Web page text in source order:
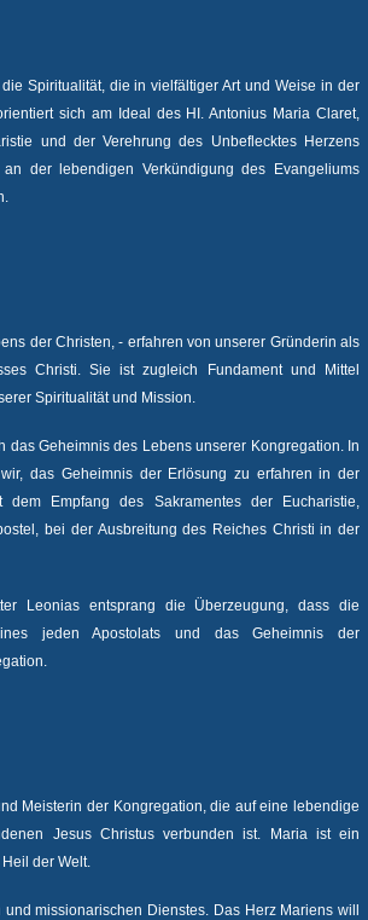
Spiritualität, die in vielfältiger Art und Weise in der
sich am Ideal des HI. Antonius Maria Claret,
und der Verehrung des Unbeflecktes Herzens
der lebendigen Verkündigung des Evangeliums
der Christen, - erfahren von unserer Gründerin als
Christi. Sie ist zugleich Fundament und Mittel
Spiritualität und Mission.
das Geheimnis des Lebens unserer Kongregation. In
das Geheimnis der Erlösung zu erfahren in der
Empfang des Sakramentes der Eucharistie,
bei der Ausbreitung des Reiches Christi in der
Leonias entsprang die Überzeugung, dass die
jeden Apostolats und das Geheimnis der
Meisterin der Kongregation, die auf eine lebendige
Jesus Christus verbunden ist. Maria ist ein
der Welt.
missionarischen Dienstes. Das Herz Mariens will